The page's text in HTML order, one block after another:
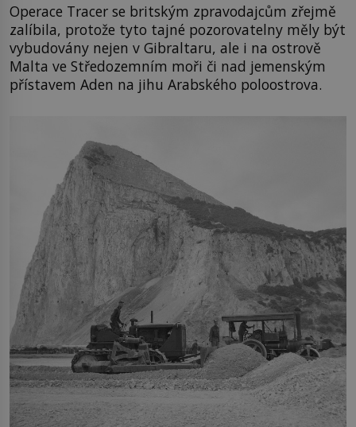
Operace Tracer se britským zpravodajcům zřejmě
zalíbila, protože tyto tajné pozorovatelny měly být
vybudovány nejen v Gibraltaru, ale i na ostrově
Malta ve Středozemním moři či nad jemenským
přístavem Aden na jihu Arabského poloostrova.